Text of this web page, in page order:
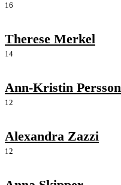
16
Therese Merkel
14
Ann-Kristin Persson
12
Alexandra Zazzi
12